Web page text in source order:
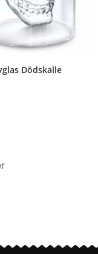
Dödskalle